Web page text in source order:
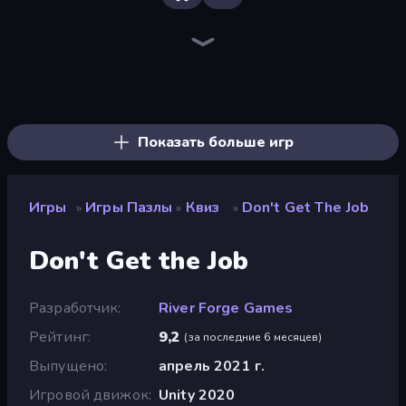
Показать больше игр
Игры » Игры Пазлы » Квиз » Don't Get The Job
Don't Get the Job
Разработчик
River Forge Games
Рейтинг
9,2 (за последние 6 месяцев)
Выпущено
апрель 2021 г.
Игровой движок Unity 2020